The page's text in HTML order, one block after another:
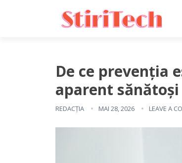
De ce prevenția
aparent sănătoși
REDACȚIA MAI 28, 2026 LEAVE A